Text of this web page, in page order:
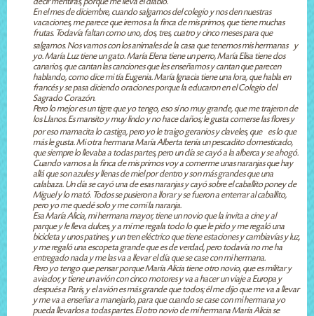
En el mes de diciembre, cuando salgamos del colegio y nos den nuestras
vacaciones, me parece que iremos a la finca de mis primos, que tiene muchas
frutas. Todavía faltan como uno, dos, tres, cuatro y cinco meses para que
salgamos. Nos vamos con los animales de la casa que tenemos mis hermanas y
yo. María Luz tiene un gato. María Elena tiene un perro, María Elisa tiene dos
canarios, que cantan las canciones que les enseñamos y cantan que parecen
hablando, como dice mi tía Eugenia. María Ignacia tiene una lora, que habla en
francés y se pasa diciendo oraciones porque la educaron en el Colegio del
Sagrado Corazón.
Pero lo mejor es un tigre que yo tengo, eso sí no muy grande, que me trajeron de
los Llanos. Es mansito y muy lindo y no hace daños; le gusta comerse las flores y
por eso mamacita lo castiga, pero yo le traigo geranios y claveles, que es lo que
más le gusta. Mi otra hermana María Alberta tenía un pescadito domesticado,
que siempre lo llevaba a todas partes, pero un día se cayó a la alberca y se ahogó.
Cuando vamos a la finca de mis primos voy a comerme unas naranjas que hay
allá que son azules y llenas de miel por dentro y son más grandes que una
calabaza. Un día se cayó una de esas naranjas y cayó sobre el caballito poney de
Miguel y lo mató. Todos se pusieron a llorar y se fueron a enterrar al caballito,
pero yo me quedé solo y me comí la naranja.
Esa María Alicia, mi hermana mayor, tiene un novio que la invita a cine y al
parque y le lleva dulces, y a mí me regala todo lo que le pido y me regaló una
bicicleta y unos patines, y un tren eléctrico que tiene estaciones y cambiavías y luz,
y me regaló una escopeta grande que es de verdad, pero todavía no me ha
entregado nada y me las va a llevar el día que se case con mi hermana.
Pero yo tengo que pensar porque María Alicia tiene otro novio, que es militar y
aviador, y tiene un avión con cinco motores y va a hacer un viaje a Europa y
después a París, y el avión es más grande que todos; él me dijo que me va a llevar
y me va a enseñar a manejarlo, para que cuando se case con mi hermana yo
pueda llevarlos a todas partes. El otro novio de mi hermana María Alicia se